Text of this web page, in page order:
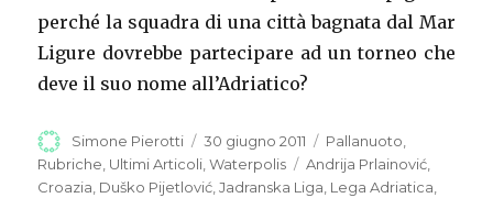
perché la squadra di una città bagnata dal Mar
Ligure dovrebbe partecipare ad un torneo che
deve il suo nome all’Adriatico?
Autore
Simone Pierotti
Pubblicato
il
30 giugno 2011 Categorie
Pallanuoto
Rubriche Ultimi Articoli ,Waterpolis Tag
Andrija Prlainović
Croazia Duško Pijetlović ,Jadranska Liga Lega Adriatica